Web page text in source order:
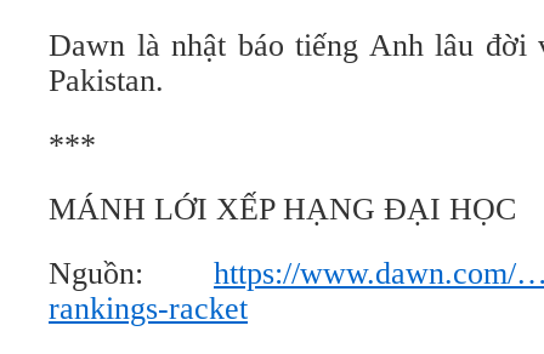
Dawn là nhật báo tiếng Anh lâu đời
Pakistan.
***
MÁNH LỚI XẾP HẠNG ĐẠI HỌC
Nguồn: https://www.dawn.com/
rankings-racket